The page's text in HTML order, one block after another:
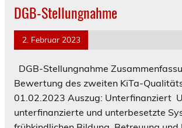
DGB-Stellungnahme
2. Februar 2023
DGB-Stellungnahme
Bewertung des zweiten KiTa-
01.02.2023 Auszug: Unterfinanziert
unterfinanzierte und unterbesetzte